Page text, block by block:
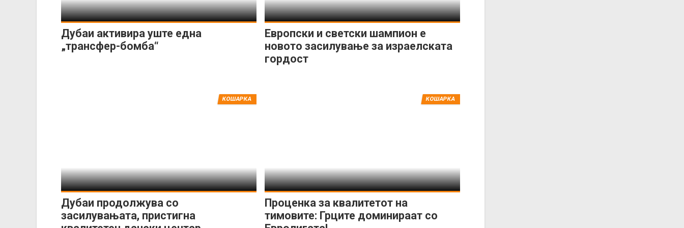
Дубаи активира уште една
„трансфер-бомба“
Европски и светски шампион е
новото засилување за израелската
гордост
Дубаи продолжува со
засилувањата, пристигна
КОШАРКА
Проценка за квалитетот на
тимовите: Грците доминираат со
КОШАРКА